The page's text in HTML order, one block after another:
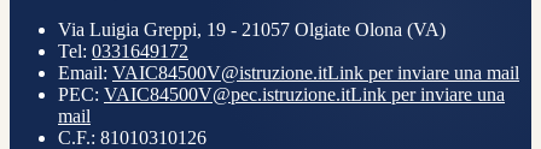
Via Luigia Greppi, 19 - 21057 Olgiate Olona (VA)
Tel: 0331649172
Email: VAIC84500V@istruzione.itLink per inviare una mail
PEC: VAIC84500V@pec.istruzione.itLink per inviare una
mail
C.F.: 81010310126